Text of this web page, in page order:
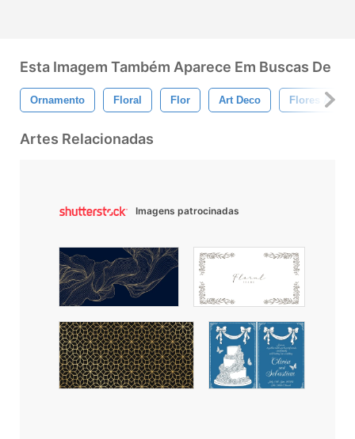
Esta Imagem Também Aparece Em Buscas De
Ornamento Floral Flor Art Deco Flores Art
Artes Relacionadas
Imagens patrocinadas